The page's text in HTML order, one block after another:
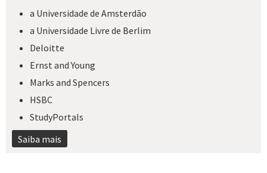
a Universidade de Amsterdão
a Universidade Livre de Berlim
Deloitte
Ernst and Young
Marks and Spencers
HSBC
StudyPortals
Saiba mais